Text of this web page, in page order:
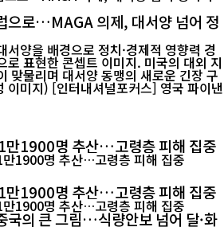
으로…MAGA 의제, 대서양 넘어 정
서양을 배경으로 정치·경제적 영향력 경
로 표현한 콘셉트 이미지. 미국의 대외 지
맞물리며 대서양 동맹의 새로운 긴장 구
스] 영국 파이낸
1만1900명 추산…고령층 피해 집중
1만1900명 추산…고령층 피해 집중
국의 큰 그림…식량안보 넘어 달·화